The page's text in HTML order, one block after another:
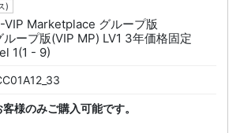
)
VIP Marketplace グループ版
ープ版(VIP MP) LV1 3年価格固定
1(1 - 9)
様のみご購入可能です。